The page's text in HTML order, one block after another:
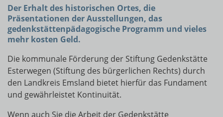
Der Erhalt des historischen Ortes, die
Präsentationen der Ausstellungen, das
gedenkstättenpädagogische Programm und vieles
mehr kosten Geld.
Die kommunale Förderung der Stiftung Gedenkstätte
Esterwegen (Stiftung des bürgerlichen Rechts) durch
den Landkreis Emsland bietet hierfür das Fundament
und gewährleistet Kontinuität.
Wenn auch Sie die Arbeit der Gedenkstätte